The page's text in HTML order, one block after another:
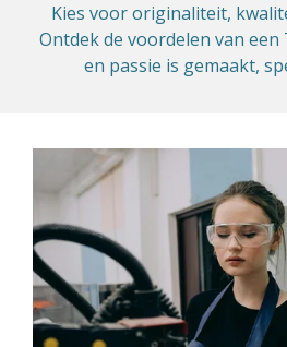
Kies voor originaliteit,
Ontdek de voordelen van
en passie is gemaakt,